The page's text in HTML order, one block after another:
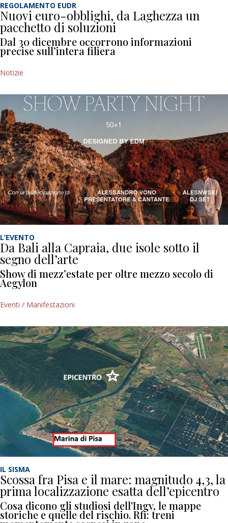
REGOLAMENTO EUDR
Nuovi euro-obblighi, da Laghezza un
pacchetto di soluzioni
Dal 30 dicembre occorrono informazioni
precise sull’intera filiera
Notizie
L’EVENTO
Da Bali alla Capraia, due isole sotto il
segno dell’arte
Show di mezz’estate per oltre mezzo secolo di
Aegylon
Eventi / Manifestazioni
IL SISMA
Scossa fra Pisa e il mare: magnitudo 4,3, la
prima localizzazione esatta dell’epicentro
Cosa dicono gli studiosi dell'Ingv, le mappe
storiche e quelle del rischio. Rfi: treni